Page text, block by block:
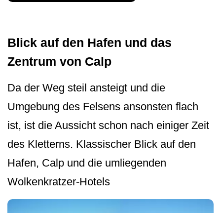
Blick auf den Hafen und das
Zentrum von Calp
Da der Weg steil ansteigt und die
Umgebung des Felsens ansonsten flach
ist, ist die Aussicht schon nach einiger Zeit
des Kletterns. Klassischer Blick auf den
Hafen, Calp und die umliegenden
Wolkenkratzer-Hotels